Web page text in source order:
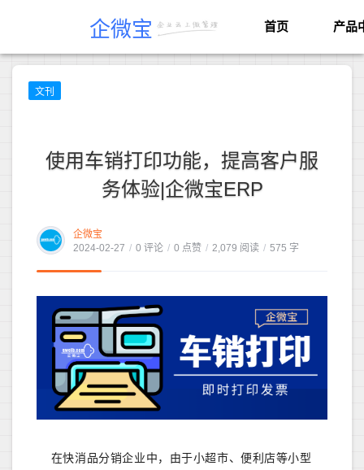
企微宝 首页 产品
文刊
使用车销打印功能，提高客户服
务体验|企微宝ERP
企微宝
2024-02-27 / 0 评论 / 0 点赞 / 2,079 阅读 / 575 字
在快消品分销企业中，由于小超市、便利店等小型